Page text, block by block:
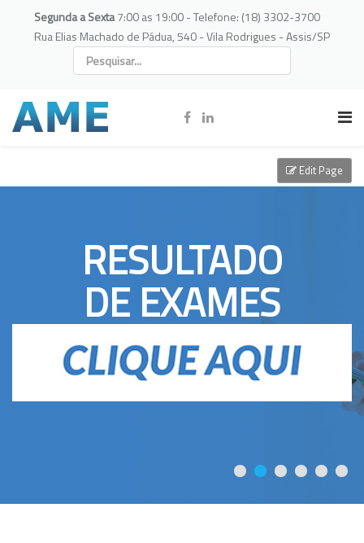
Segunda a Sexta7:00 as 19:00 - Telefone: (18) 3302-3700
Rua Elias Machado de Pádua, 540 - Vila Rodrigues - Assis/SP
RESULTADO
DE EXAMES
Edit Page